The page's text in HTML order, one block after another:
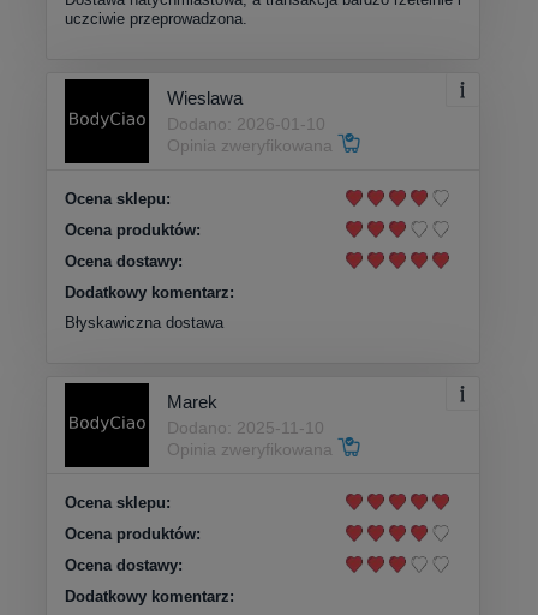
uczciwie przeprowadzona.
Wieslawa
Dodano: 2026-01-10
Opinia zweryfikowana
Ocena sklepu:
Ocena produktów:
Ocena dostawy:
Dodatkowy komentarz:
Błyskawiczna dostawa
Marek
Dodano: 2025-11-10
Opinia zweryfikowana
Ocena sklepu:
Ocena produktów:
Ocena dostawy:
Dodatkowy komentarz: